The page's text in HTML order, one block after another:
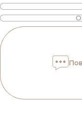
Також
оплату
Оплата
Оплату можна